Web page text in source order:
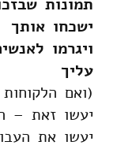
תמונות
ישכחו אותך
ויגרמו
עליך
(ואם
יעשו זאת –
יעשו את